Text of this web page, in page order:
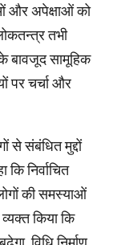
और अपेक्षाओं को
तभी
बावजूद सामूहिक
पर चर्चा और
से संबंधित मुद्दों
निर्वाचित
की समस्याओं
किया कि